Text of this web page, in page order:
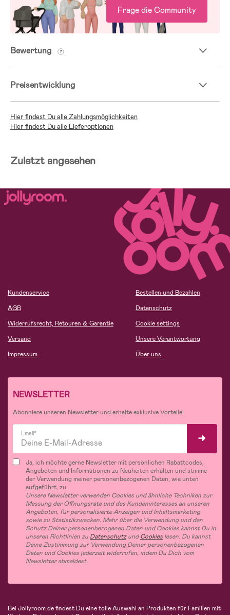
Frage die Community
Bewertung
Preisentwicklung
Hier findest Du alle Zahlungsmöglichkeiten
Hier findest Du alle Lieferoptionen
Zuletzt angesehen
Kundenservice
AGB
Widerrufsrecht, Retouren & Garantie
Versand
Impressum
Bestellen und Bezahlen
Datenschutz
Cookie settings
Unsere Verantwortung
Über uns
NEWSLETTER
Abonniere unseren Newsletter und erhalte exklusive Vorteile!
Email*
Ja, ich möchte gerne Newsletter mit persönlichen Rabattcodes,
Angeboten und Informationen zu Neuheiten erhalten und stimme
der Verwendung meiner personenbezogenen Daten, wie unten
aufgeführt, zu.
Unsere Newsletter verwenden Cookies und ähnliche Techniken zur
Messung der Öffnungsrate und des Kundeninteresses an unseren
Angeboten, für personalisierte Anzeigen und Inhaltsmarketing
sowie zu Statistikzwecken. Mehr über die Verwendung und den
Schutz Deiner personenbezogenen Daten und Cookies kannst Du in
unseren Richtlinien zu DatenschutzundCookies lesen. Du kannst
Deine Zustimmung zur Verwendung Deiner personenbezogenen
Daten und Cookies jederzeit widerrufen, indem Du Dich vom
Newsletter abmeldest.
Bei Jollyroom.de findest Du eine tolle Auswahl an Produkten für Familien mit